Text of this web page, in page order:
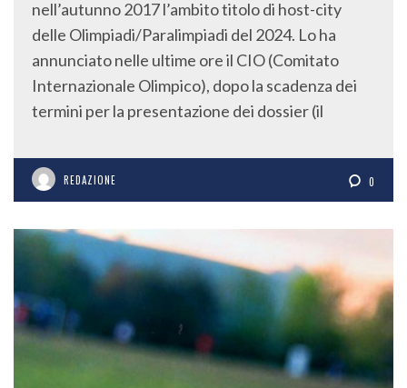
nell’autunno 2017 l’ambito titolo di host-city
delle Olimpiadi/Paralimpiadi del 2024. Lo ha
annunciato nelle ultime ore il CIO (Comitato
Internazionale Olimpico), dopo la scadenza dei
termini per la presentazione dei dossier (il
REDAZIONE 0